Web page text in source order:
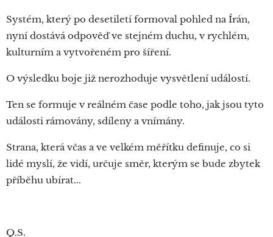
Systém, který po desetiletí formoval pohled na Írán,
nyní dostává odpověď ve stejném duchu, v rychlém,
kulturním a vytvořeném pro šíření.
O výsledku boje již nerozhoduje vysvětlení událostí.
Ten se formuje v reálném čase podle toho, jak jsou tyto
události rámovány, sdíleny a vnímány.
Strana, která včas a ve velkém měřítku definuje, co si
lidé myslí, že vidí, určuje směr, kterým se bude zbytek
příběhu ubírat...
Q.S.